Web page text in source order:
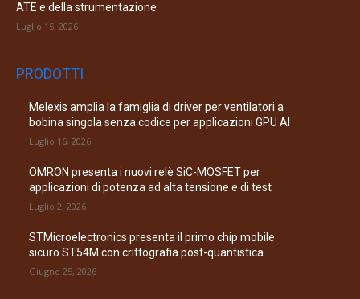
ATE e della strumentazione
Luglio 15, 2026
PRODOTTI
Melexis amplia la famiglia di driver per ventilatori a
bobina singola senza codice per applicazioni GPU AI
Luglio 16, 2026
OMRON presenta i nuovi relè SiC-MOSFET per
applicazioni di potenza ad alta tensione e di test
Luglio 2, 2026
STMicroelectronics presenta il primo chip mobile
sicuro ST54M con crittografia post-quantistica
Giugno 25, 2026